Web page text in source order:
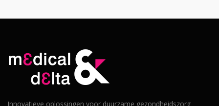
Innovatieve oplossingen voor duurzame gezondheidszorg